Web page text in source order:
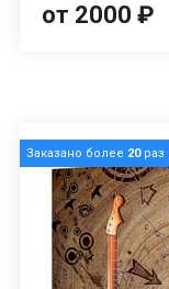
от 2000 ₽
Заказано более 20раз